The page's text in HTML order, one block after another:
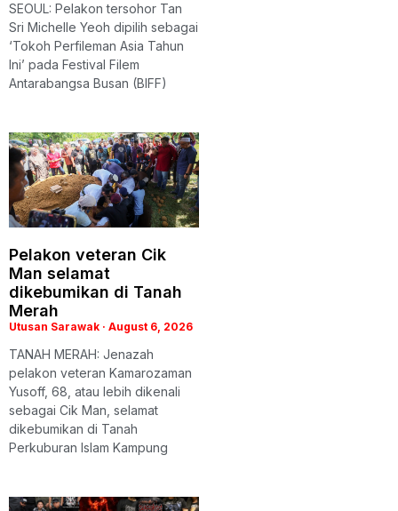
SEOUL: Pelakon tersohor Tan
Sri Michelle Yeoh dipilih sebagai
‘Tokoh Perfileman Asia Tahun
Ini’ pada Festival Filem
Antarabangsa Busan (BIFF)
Pelakon veteran Cik
Man selamat
dikebumikan di Tanah
Merah
Utusan Sarawak August 6, 2026
TANAH MERAH: Jenazah
pelakon veteran Kamarozaman
Yusoff, 68, atau lebih dikenali
sebagai Cik Man, selamat
dikebumikan di Tanah
Perkuburan Islam Kampung